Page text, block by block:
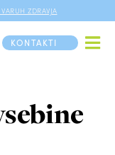
ZDRAVJA
KONTAKTI